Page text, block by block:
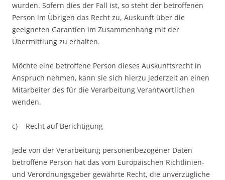
wurden. Sofern dies der Fall ist, so steht der betroffenen
Person im Übrigen das Recht zu, Auskunft über die
geeigneten Garantien im Zusammenhang mit der
Übermittlung zu erhalten.
Möchte eine betroffene Person dieses Auskunftsrecht in
Anspruch nehmen, kann sie sich hierzu jederzeit an einen
Mitarbeiter des für die Verarbeitung Verantwortlichen
wenden.
c) Recht auf Berichtigung
Jede von der Verarbeitung personenbezogener Daten
betroffene Person hat das vom Europäischen Richtlinien-
und Verordnungsgeber gewährte Recht, die unverzügliche